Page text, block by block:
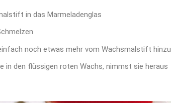
in das Marmeladenglas
noch etwas mehr vom Wachsmalstift hinzu
in den flüssigen roten Wachs, nimmst sie heraus